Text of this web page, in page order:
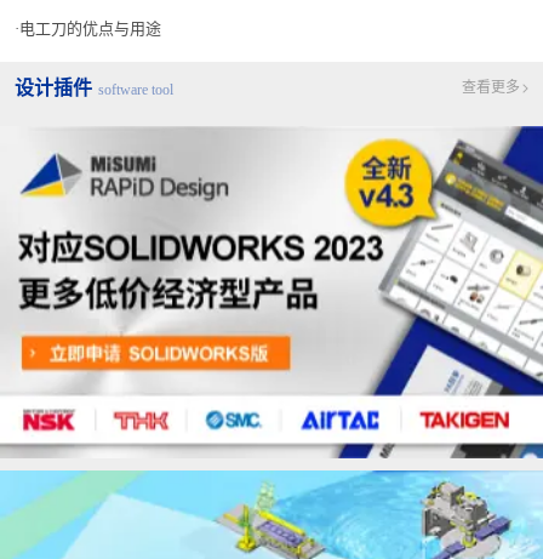
3. 关于电缆托架的配线(并非是保证电缆的性能。仅供参
考。)
建议选定特性雷达图中电缆托架试验结果为“5”的商品。
电缆托架的选定
①电缆托架弯曲
请将电线最终外径7.5倍以上设为电缆托架的弯
电工刀的优点与用途
设计插件 software tool 查看更多